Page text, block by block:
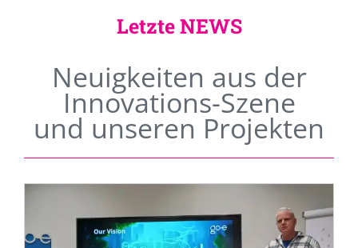
Letzte NEWS
Neuigkeiten aus der
Innovations-Szene
und unseren Projekten